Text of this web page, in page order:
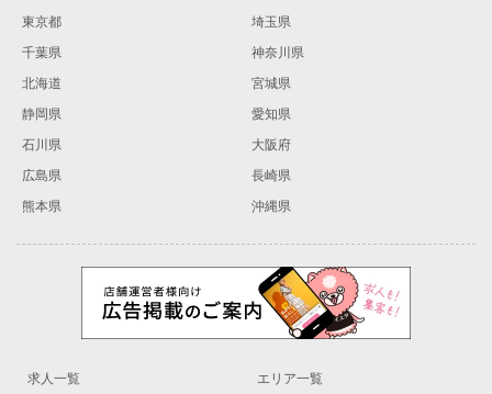
東京都
埼玉県
千葉県
神奈川県
北海道
宮城県
静岡県
愛知県
石川県
大阪府
広島県
長崎県
熊本県
沖縄県
求人一覧 エリア一覧